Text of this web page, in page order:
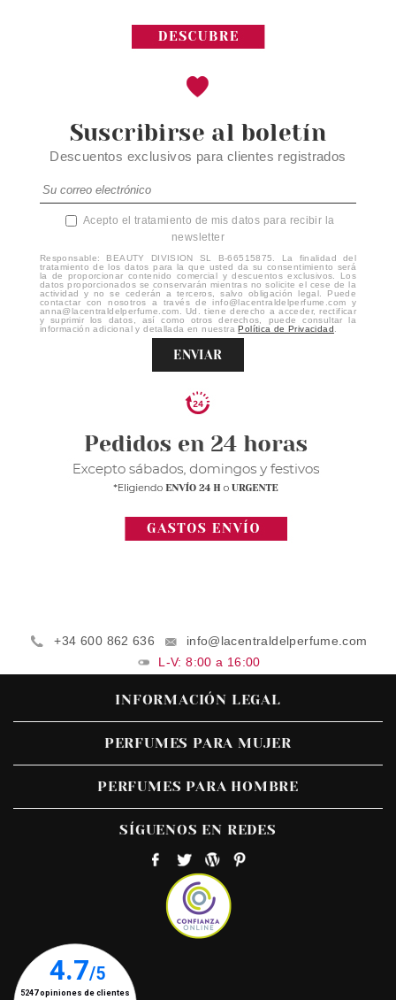
Suscribirse al boletín
Descuentos exclusivos para clientes registrados
Acepto el tratamiento de mis datos para recibir la
newsletter
Responsable: BEAUTY DIVISION SL B-66515875. La finalidad del
tratamiento de los datos para la que usted da su consentimiento será
la de proporcionar contenido comercial y descuentos exclusivos. Los
datos proporcionados se conservarán mientras no solicite el cese de la
actividad y no se cederán a terceros, salvo obligación legal. Puede
contactar con nosotros a través de info@lacentraldelperfume.com y
anna@lacentraldelperfume.com. Ud. tiene derecho a acceder, rectificar
y suprimir los datos, así como otros derechos, puede consultar la
información adicional y detallada en nuestraPolítica de Privacidad
ENVIAR
+34 600 862 636
info@lacentraldelperfume.com
L-V: 8:00 a 16:00
INFORMACIÓN LEGAL
PERFUMES PARA MUJER
PERFUMES PARA HOMBRE
SÍGUENOS EN REDES